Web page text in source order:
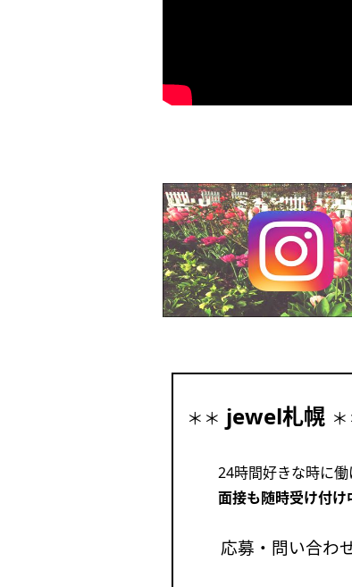
＊＊ jewel札幌
24時間好きな時に働
面接も随時受け付
応募・問い合わ